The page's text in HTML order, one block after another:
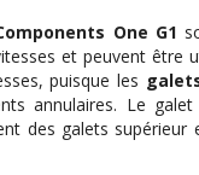
One G1
et peuvent être
puisque les
annulaires. Le
des galets